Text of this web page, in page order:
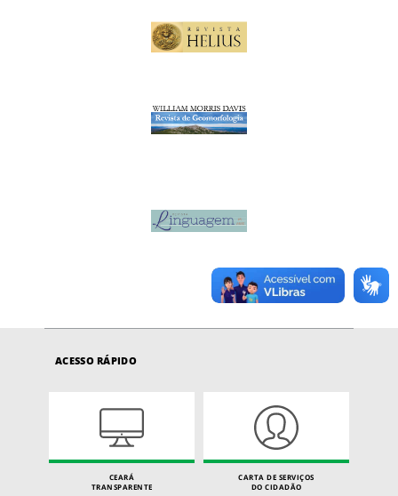
ACESSO RÁPIDO
CEARÁ
TRANSPARENTE
CARTA DE SERVIÇOS
DO CIDADÃO